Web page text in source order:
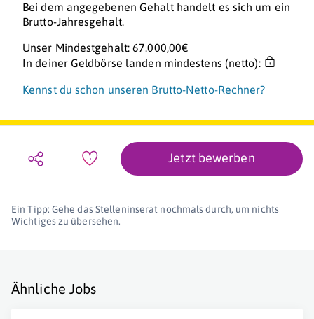
Bei dem angegebenen Gehalt handelt es sich um ein
Brutto-Jahresgehalt.
Unser Mindestgehalt: 67.000,00€
In deiner Geldbörse landen mindestens (netto):
Kennst du schon unseren Brutto-Netto-Rechner?
Jetzt bewerben
Ein Tipp: Gehe das Stelleninserat nochmals durch, um nichts
Wichtiges zu übersehen.
Ähnliche Jobs